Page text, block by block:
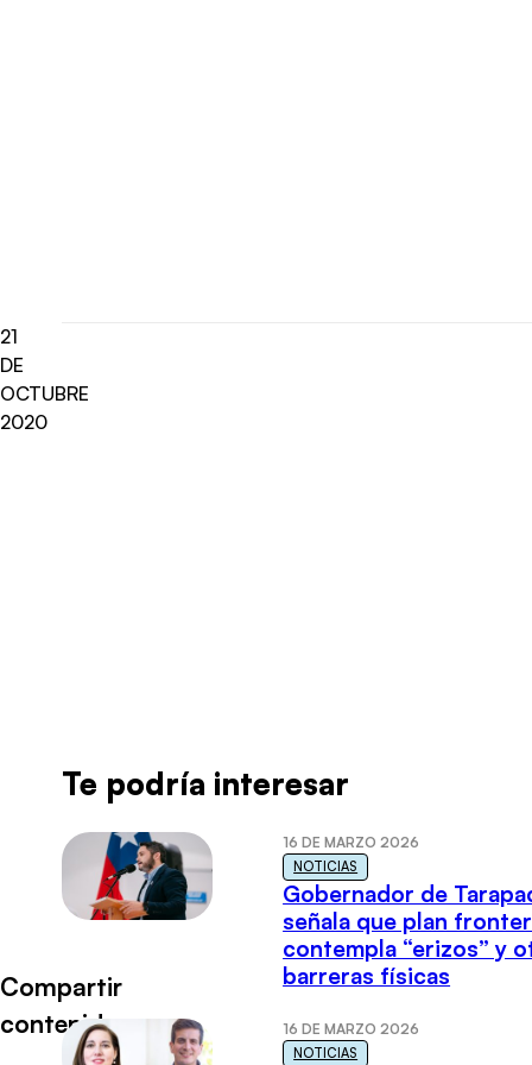
21
DE
OCTUBRE
2020
Compartir
contenido
Te podría interesar
16 DE MARZO 2026
NOTICIAS
Gobernador de
señala que plan
contempla “erizos” y
barreras físicas
16 DE MARZO 2026
NOTICIAS